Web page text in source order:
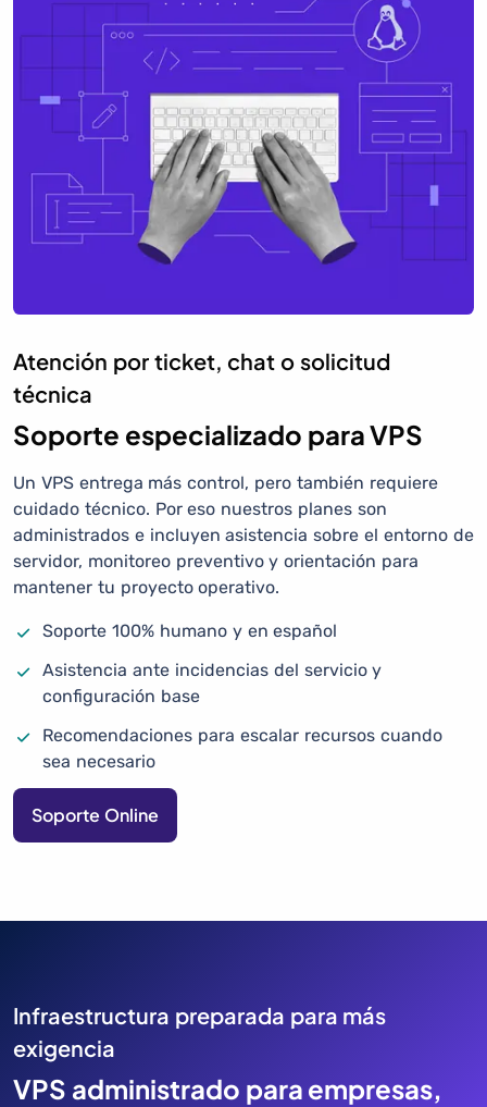
Atención por ticket, chat o solicitud
técnica
Soporte especializado para VPS
Un VPS entrega más control, pero también requiere
cuidado técnico. Por eso nuestros planes son
administrados e incluyen asistencia sobre el entorno de
servidor, monitoreo preventivo y orientación para
mantener tu proyecto operativo.
Soporte 100% humano y en español
Asistencia ante incidencias del servicio y
configuración base
Recomendaciones para escalar recursos cuando
sea necesario
Soporte Online
Infraestructura preparada para más
exigencia
VPS administrado para empresas,